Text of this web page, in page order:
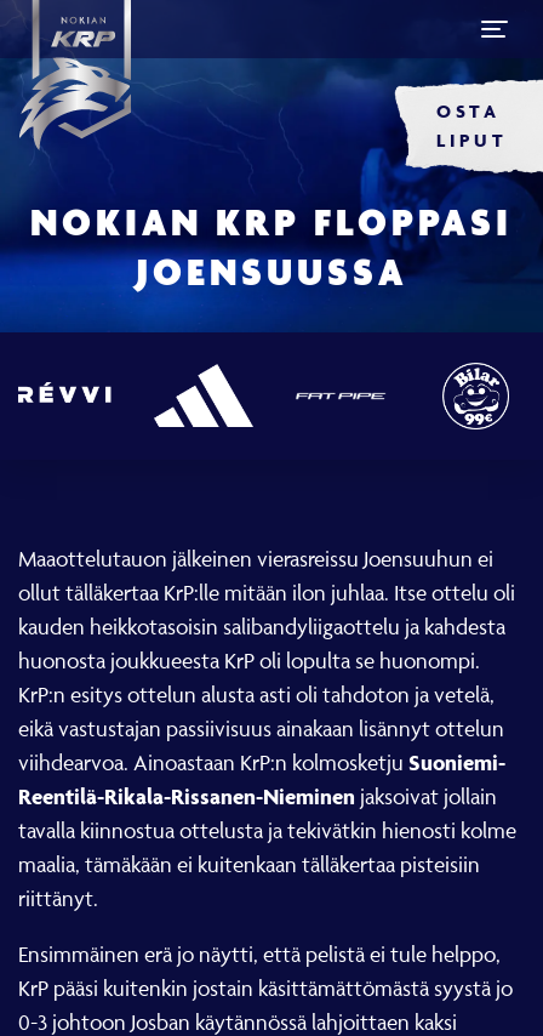
OSTA
LIPUT
NOKIAN KRP FLOPPASI
JOENSUUSSA
Maaottelutauon jälkeinen vierasreissu Joensuuhun ei
ollut tälläkertaa KrP:lle mitään ilon juhlaa. Itse ottelu oli
kauden heikkotasoisin salibandyliigaottelu ja kahdesta
huonosta joukkueesta KrP oli lopulta se huonompi.
KrP:n esitys ottelun alusta asti oli tahdoton ja vetelä,
eikä vastustajan passiivisuus ainakaan lisännyt ottelun
viihdearvoa. Ainoastaan KrP:n kolmosketju Suoniemi-
Reentilä-Rikala-Rissanen-Nieminen jaksoivat jollain
tavalla kiinnostua ottelusta ja tekivätkin hienosti kolme
maalia, tämäkään ei kuitenkaan tälläkertaa pisteisiin
riittänyt.
Ensimmäinen erä jo näytti, että pelistä ei tule helppo,
KrP pääsi kuitenkin jostain käsittämättömästä syystä jo
0-3 johtoon Josban käytännössä lahjoittaen kaksi